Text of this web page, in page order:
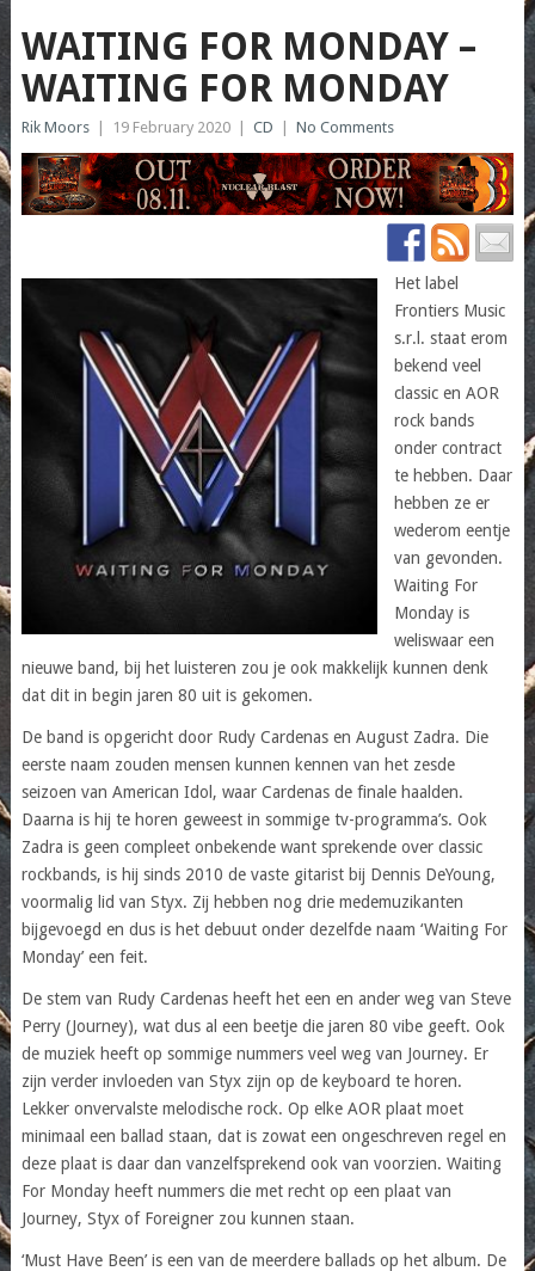
WAITING FOR MONDAY –
WAITING FOR MONDAY
Rik Moors 19 February 2020 CD No Comments
Het label
Frontiers Music
s.r.l. staat erom
bekend veel
classic en AOR
rock bands
onder contract
te hebben. Daar
hebben ze er
wederom eentje
van gevonden.
Waiting For
Monday is
weliswaar een
nieuwe band, bij het luisteren zou je ook makkelijk kunnen denk
dat dit in begin jaren 80 uit is gekomen.
De band is opgericht door Rudy Cardenas en August Zadra. Die
eerste naam zouden mensen kunnen kennen van het zesde
seizoen van American Idol, waar Cardenas de finale haalden.
Daarna is hij te horen geweest in sommige tv-programma’s. Ook
Zadra is geen compleet onbekende want sprekende over classic
rockbands, is hij sinds 2010 de vaste gitarist bij Dennis DeYoung,
voormalig lid van Styx. Zij hebben nog drie medemuzikanten
bijgevoegd en dus is het debuut onder dezelfde naam ‘Waiting For
Monday’ een feit.
De stem van Rudy Cardenas heeft het een en ander weg van Steve
Perry (Journey), wat dus al een beetje die jaren 80 vibe geeft. Ook
de muziek heeft op sommige nummers veel weg van Journey. Er
zijn verder invloeden van Styx zijn op de keyboard te horen.
Lekker onvervalste melodische rock. Op elke AOR plaat moet
minimaal een ballad staan, dat is zowat een ongeschreven regel en
deze plaat is daar dan vanzelfsprekend ook van voorzien. Waiting
For Monday heeft nummers die met recht op een plaat van
Journey, Styx of Foreigner zou kunnen staan.
‘Must Have Been’ is een van de meerdere ballads op het album. De